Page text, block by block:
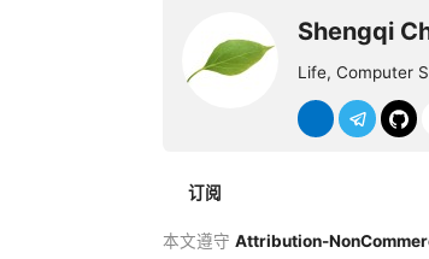
Shengqi
Life, Computer
订阅
本文遵守 Attribution-